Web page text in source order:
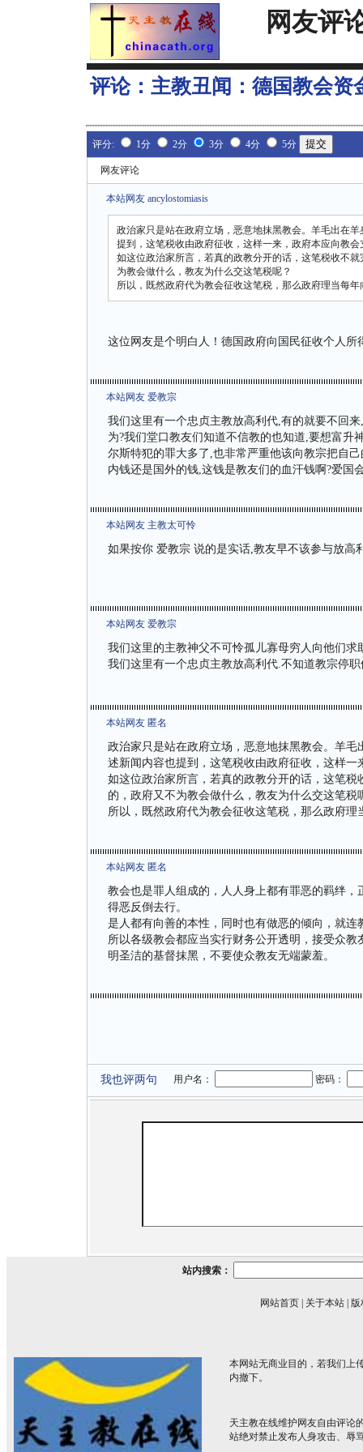
网友评
评论： 主教丑闻：德国教会资
评分: 1分 2分 3分 4分 5分
网友评论
本站网友 ancylostomiasis
政治家只是站在政府立场，恶意地抹黑教会。羊毛出在
提到，这笔税收由政府征收，这样一来，政府本应向教会
如这位政治家所言，若真的政教分开的话，这笔税收不
为教会做什么，教友为什么交这笔税呢？
所以，既然政府代为教会征收这笔税，那么政府理当每
这位网友是个明白人！德国政府向国民征收个人
本站网友 爱教宗
我们这里有一个忠贞主教放高利代,有的就要不回
为?我们堂口教友们知道不信教的也知道,要想富
尔斯特犯的罪大多了,也非常严重他该向教宗把自
内钱还是国外的钱,这钱是教友们的血汗钱啊?爱国
本站网友 主教太可怜
如果按你 爱教宗 说的是实话,教友早不该参与放高
本站网友 爱教宗
我们这里的主教神父不可怜孤儿寡母穷人向他们
我们这里有一个忠贞主教放高利代.不知道教宗停职
本站网友 匿名
政治家只是站在政府立场，恶意地抹黑教会。羊
述新闻内容也提到，这笔税收由政府征收，这样
如这位政治家所言，若真的政教分开的话，这笔
的，政府又不为教会做什么，教友为什么交这笔税
所以，既然政府代为教会征收这笔税，那么政府
本站网友 匿名
教会也是罪人组成的，人人身上都有罪恶的羁绊
得恶反倒去行。
是人都有向善的本性，同时也有做恶的倾向，就
所以各级教会都应当实行财务公开透明，接受众
明圣洁的基督抹黑，不要使众教友无端蒙羞。
我也评两句 用户名： 密码：
站内搜索：
网站首页 关于本站 版
本网站无商业目的，若我们上
内撤下。
天主教在线维护网友自由评论
站绝对禁止发布人身攻击、辱